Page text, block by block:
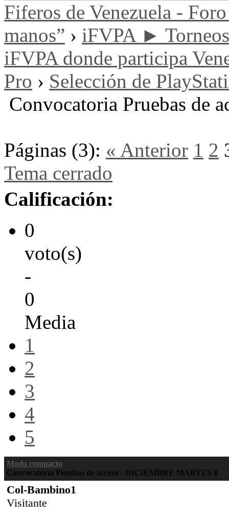
Fiferos de Venezuela -
manos” › iFVPA ►
iFVPA donde participa
Pro › Selección de
Convocatoria Pruebas de
Páginas (3): « Anterior 1 2
Tema cerrado
Calificación:
0
voto(s)
-
0
Media
1
2
3
4
5
Modo compacto
Convocatoria Pruebas de acceso - DICIEMBRE MARTES 8
Col-Bambino1
Visitante